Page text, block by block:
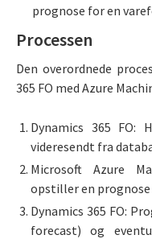
prognose for en
Processen
Den overordnede
365 FO med Azure
Dynamics 365 FO:
videresendt fra
Microsoft Azure
opstiller en
Dynamics 365 FO:
forecast) og